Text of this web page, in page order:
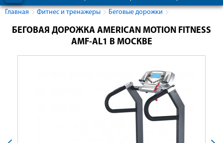
Главная Фитнес и тренажеры Беговые дорожки
БЕГОВАЯ ДОРОЖКА AMERICAN MOTION FITNESS
AMF-AL1 В МОСКВЕ